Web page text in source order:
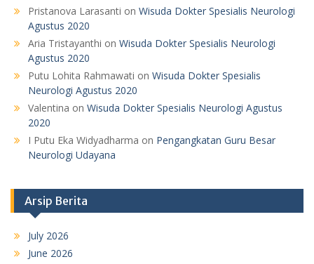
Pristanova Larasanti on Wisuda Dokter Spesialis Neurologi
Agustus 2020
Aria Tristayanthi on Wisuda Dokter Spesialis Neurologi
Agustus 2020
Putu Lohita Rahmawati on Wisuda Dokter Spesialis
Neurologi Agustus 2020
Valentina on Wisuda Dokter Spesialis Neurologi Agustus
2020
I Putu Eka Widyadharma on Pengangkatan Guru Besar
Neurologi Udayana
Arsip Berita
July 2026
June 2026